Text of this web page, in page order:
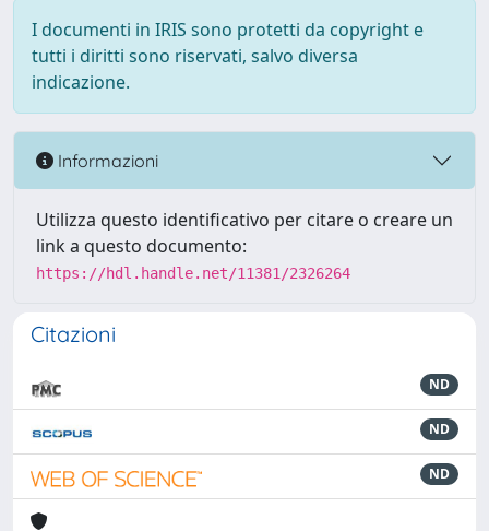
I documenti in IRIS sono protetti da copyright e
tutti i diritti sono riservati, salvo diversa
indicazione.
Informazioni
Utilizza questo identificativo per citare o creare un
link a questo documento:
https://hdl.handle.net/11381/2326264
Citazioni
ND
ND
ND